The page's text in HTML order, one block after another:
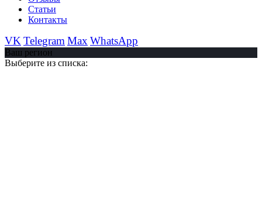
Статьи
Контакты
VK Telegram Max WhatsApp
Ваш регион
Выберите из списка: